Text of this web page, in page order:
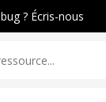
? Écris-nous